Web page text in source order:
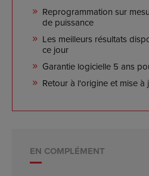
Reprogrammation sur
de puissance
Les meilleurs résultats
ce jour
Garantie logicielle 5 ans
Retour à l'origine et mise
EN COMPLÉMENT